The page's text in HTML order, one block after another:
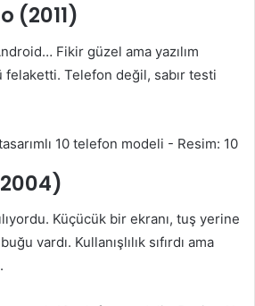
(2011)
Fikir güzel ama yazılım
felaketti. Telefon değil, sabır testi
Küçücük bir ekranı, tuş yerine
vardı. Kullanışlılık sıfırdı ama